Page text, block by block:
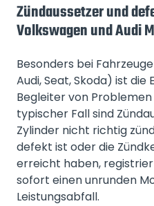
Zündaussetzer und
Volkswagen und Audi
Besonders bei
Audi, Seat, Skoda) ist
Begleiter von
typischer Fall sind
Zylinder nicht richtig
defekt ist oder die
erreicht haben,
sofort einen unrunden
Leistungsabfall.